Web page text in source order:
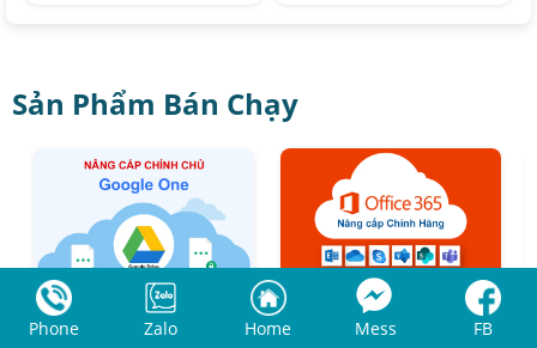
Sản Phẩm Bán Chạy
Nâng cấp Google One
Nâng cấp Office 365 Chính
Phone Zalo Home Mess FB